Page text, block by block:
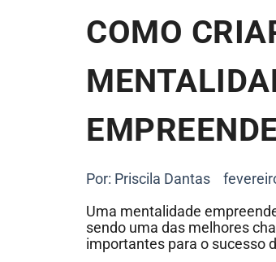
COMO
Por: Priscila Dantas
Uma mentalidade
sendo uma das melhores
importantes para o sucesso